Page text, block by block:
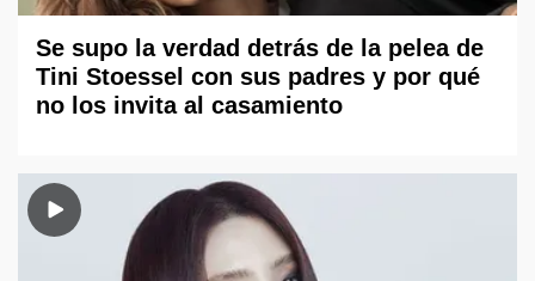
Se supo la verdad detrás de la pelea de
Tini Stoessel con sus padres y por qué
no los invita al casamiento